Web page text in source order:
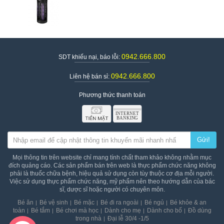
Hãng sản xuất:
Xuất xứ: Trung Quốc
Dòng sản phẩm:
Giá đèn bắt muỗi con dơi CN02: 415.000đ/ sản phẩm
SDT khiếu nại, báo lỗi: 0942.666.800
Liên hệ bán sỉ: 0942.666.800
Phương thức thanh toán
Gửi!
Mọi thông tin trên website chỉ mang tính chất tham khảo không nhằm mục
đích quảng cáo. Các sản phẩm bán trên web là thực phẩm chức năng không
phải là thuốc chữa bệnh, hiệu quả sử dụng còn tùy thuộc cơ địa mỗi người.
Việc sử dụng thực phẩm chức năng, mỹ phẩm nên theo hướng dẫn của bác
sĩ, dược sĩ hoặc người có chuyên môn.
Bé ăn
Bé vệ sinh Bé mặc Bé đi ra ngoài Bé ngủ
Bé khỏe & an
toàn
Bé tắm Bé chơi mà học Dành cho mẹ Dành cho bố
Đồ dùng
trong nhà
Đại lễ 30/4 -1/5